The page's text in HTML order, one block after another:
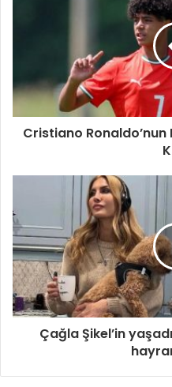
Cristiano
Çağla Şikel’in